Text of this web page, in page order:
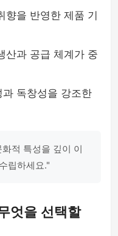
향을 반영한 제품 기
산과 공급 체계가 중
독창성을 강조한
적 특성을 깊이 이
립하세요."
엇을 선택할